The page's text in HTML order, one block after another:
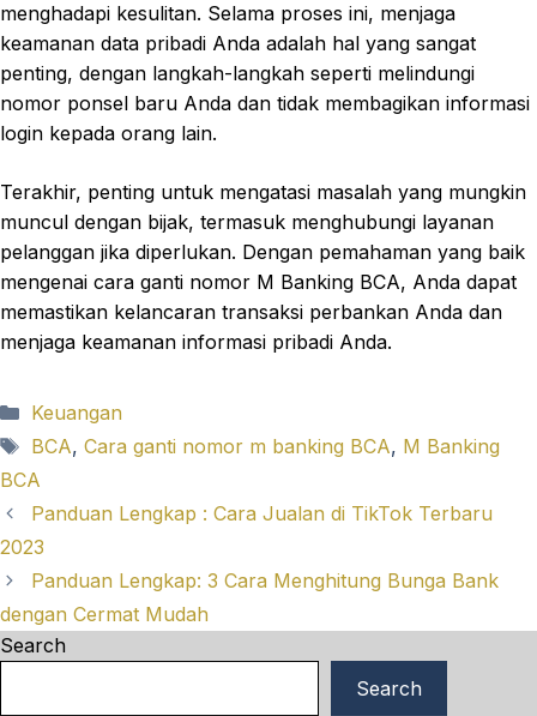
menghadapi kesulitan. Selama proses ini, menjaga
keamanan data pribadi Anda adalah hal yang sangat
penting, dengan langkah-langkah seperti melindungi
nomor ponsel baru Anda dan tidak membagikan informasi
login kepada orang lain.
Terakhir, penting untuk mengatasi masalah yang mungkin
muncul dengan bijak, termasuk menghubungi layanan
pelanggan jika diperlukan. Dengan pemahaman yang baik
mengenai cara ganti nomor M Banking BCA, Anda dapat
memastikan kelancaran transaksi perbankan Anda dan
menjaga keamanan informasi pribadi Anda.
Categories
Keuangan
Tags
BCA, Cara ganti nomor m banking BCA, M Banking
BCA
Panduan Lengkap : Cara Jualan di TikTok Terbaru
2023
Panduan Lengkap: 3 Cara Menghitung Bunga Bank
dengan Cermat Mudah
Search
Search